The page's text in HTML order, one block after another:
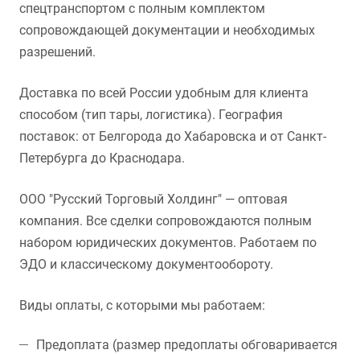
спецтранспортом с полным комплектом
сопровождающей документации и необходимых
разрешений.
Доставка по всей России удобным для клиента
способом (тип тары, логистика). География
поставок: от Белгорода до Хабаровска и от Санкт-
Петербурга до Краснодара.
ООО "Русский Торговый Холдинг" — оптовая
компания. Все сделки сопровождаются полным
набором юридических документов. Работаем по
ЭДО и классическому документообороту.
Виды оплаты, с которыми мы работаем:
Предоплата (размер предоплаты обговаривается